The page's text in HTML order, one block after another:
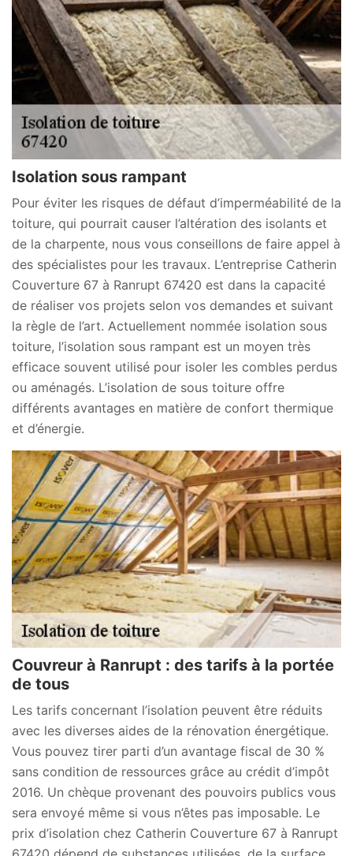
Isolation sous rampant
Pour éviter les risques de défaut d’imperméabilité de la
toiture, qui pourrait causer l’altération des isolants et
de la charpente, nous vous conseillons de faire appel à
des spécialistes pour les travaux. L’entreprise Catherin
Couverture 67 à Ranrupt 67420 est dans la capacité
de réaliser vos projets selon vos demandes et suivant
la règle de l’art. Actuellement nommée isolation sous
toiture, l’isolation sous rampant est un moyen très
efficace souvent utilisé pour isoler les combles perdus
ou aménagés. L’isolation de sous toiture offre
différents avantages en matière de confort thermique
et d’énergie.
Couvreur à Ranrupt : des tarifs à la portée
de tous
Les tarifs concernant l’isolation peuvent être réduits
avec les diverses aides de la rénovation énergétique.
Vous pouvez tirer parti d’un avantage fiscal de 30 %
sans condition de ressources grâce au crédit d’impôt
2016. Un chèque provenant des pouvoirs publics vous
sera envoyé même si vous n’êtes pas imposable. Le
prix d’isolation chez Catherin Couverture 67 à Ranrupt